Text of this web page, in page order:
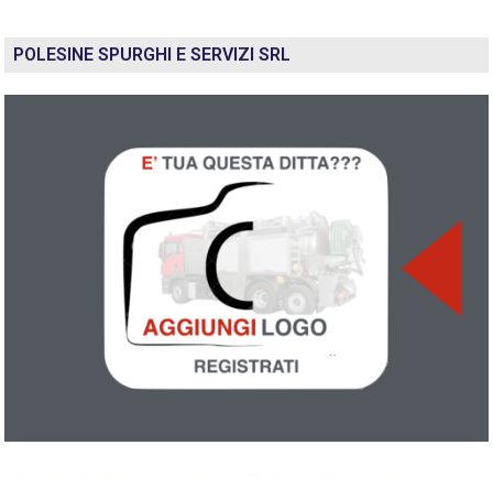
POLESINE SPURGHI E SERVIZI SRL